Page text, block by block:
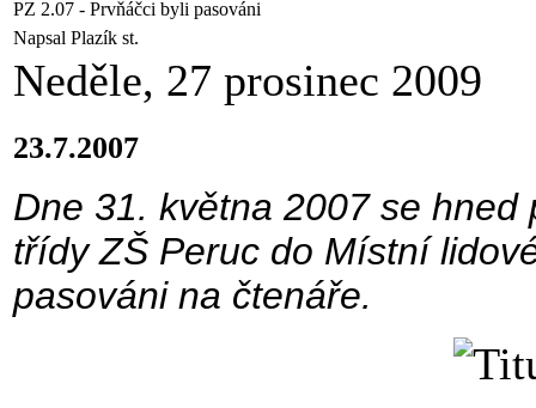
PZ 2.07 - Prvňáčci byli pasováni
Napsal Plazík st.
Neděle, 27 prosinec 2009
23.7.2007
Dne 31. května 2007 se
třídy ZŠ Peruc do Místní
pasováni na čtenáře.